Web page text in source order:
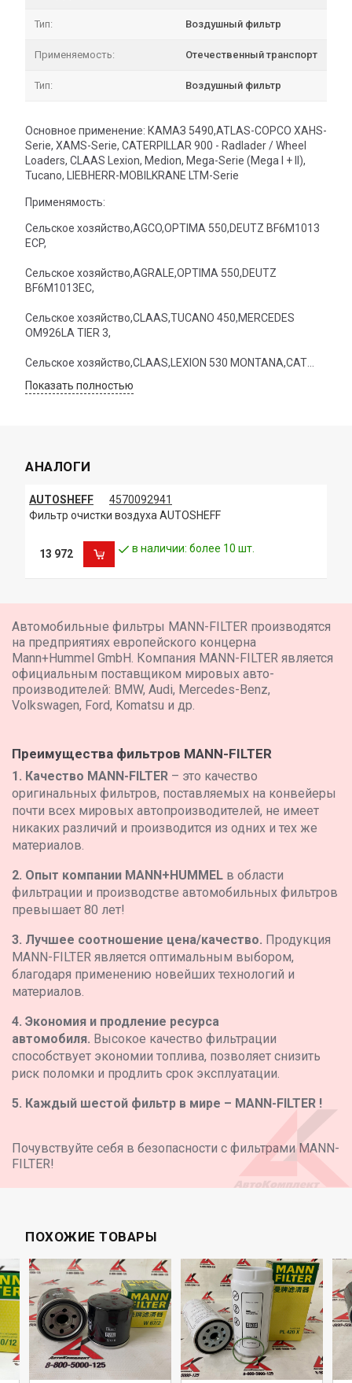
Тип: Воздушный фильтр
Применяемость: Отечественный транспорт
Тип: Воздушный фильтр
Основное применение: КАМАЗ 5490,ATLAS-COPCO XAHS-
Serie, XAMS-Serie, CATERPILLAR 900 - Radlader / Wheel
Loaders, CLAAS Lexion, Medion, Mega-Serie (Mega I + II),
Tucano, LIEBHERR-MOBILKRANE LTM-Serie
Применямость:
Сельское хозяйство,AGCO,OPTIMA 550,DEUTZ BF6M1013
ECP,
Сельское хозяйство,AGRALE,OPTIMA 550,DEUTZ
BF6M1013EC,
Сельское хозяйство,CLAAS,TUCANO 450,MERCEDES
OM926LA TIER 3,
Сельское хозяйство,CLAAS,LEXION 530 MONTANA,CAT
OM906LA ~ 2001,
3126B ~ 2003,
OM906LA ~ 2001,
Сельское хозяйство,CLAAS,LEXION 510,CAT 3126B ~ 2003,
Сельское хозяйство,CLAAS,MEDION 320,MERCEDES OM90
Показать полностью
АНАЛОГИ
AUTOSHEFF
4570092941
Фильтр очистки воздуха AUTOSHEFF
13 972 в наличии: более 10 шт.
Автомобильные фильтры MANN-FILTER производятся
на предприятиях европейского концерна
Mann+Hummel GmbH. Компания MANN-FILTER является
официальным поставщиком мировых авто-
производителей: BMW, Audi, Mercedes-Benz,
Volkswagen, Ford, Komatsu и др.
Преимущества фильтров MANN-FILTER
1. Качество MANN-FILTER – это качество
оригинальных фильтров, поставляемых на конвейеры
почти всех мировых автопроизводителей, не имеет
никаких различий и производится из одних и тех же
материалов.
2. Опыт компании MANN+HUMMEL в области
фильтрации и производстве автомобильных фильтров
превышает 80 лет!
3. Лучшее соотношение цена/качество. Продукция
MANN-FILTER является оптимальным выбором,
благодаря применению новейших технологий и
материалов.
4. Экономия и продление ресурса
автомобиля. Высокое качество фильтрации
способствует экономии топлива, позволяет снизить
риск поломки и продлить срок эксплуатации.
5. Каждый шестой фильтр в мире – MANN-FILTER !
Почувствуйте себя в безопасности с фильтрами MANN-
FILTER!
ПОХОЖИЕ ТОВАРЫ